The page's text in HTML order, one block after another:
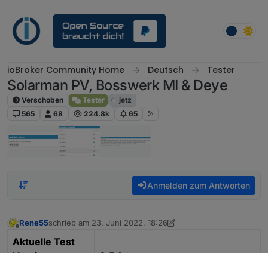
ioBroker Community Home Deutsch Tester
Solarman PV, Bosswerk MI & Deye
Verschoben Tester
jetz
565
68 224.8k 65
Anmelden zum Antworten
Rene55schrieb am 23. Juni 2022, 18:26
zuletzt editiert von Rene55
Aktuelle Test